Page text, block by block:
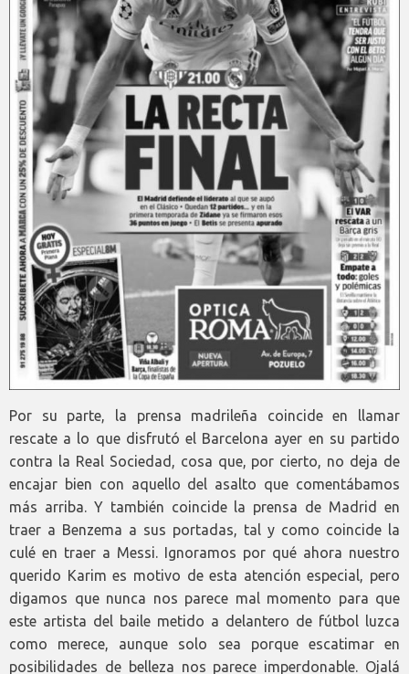
Por su parte, la prensa madrileña coincide en llamar
rescate a lo que disfrutó el Barcelona ayer en su partido
contra la Real Sociedad, cosa que, por cierto, no deja de
encajar bien con aquello del asalto que comentábamos
más arriba. Y también coincide la prensa de Madrid en
traer a Benzema a sus portadas, tal y como coincide la
culé en traer a Messi. Ignoramos por qué ahora nuestro
querido Karim es motivo de esta atención especial, pero
digamos que nunca nos parece mal momento para que
este artista del baile metido a delantero de fútbol luzca
como merece, aunque solo sea porque escatimar en
posibilidades de belleza nos parece imperdonable. Ojalá